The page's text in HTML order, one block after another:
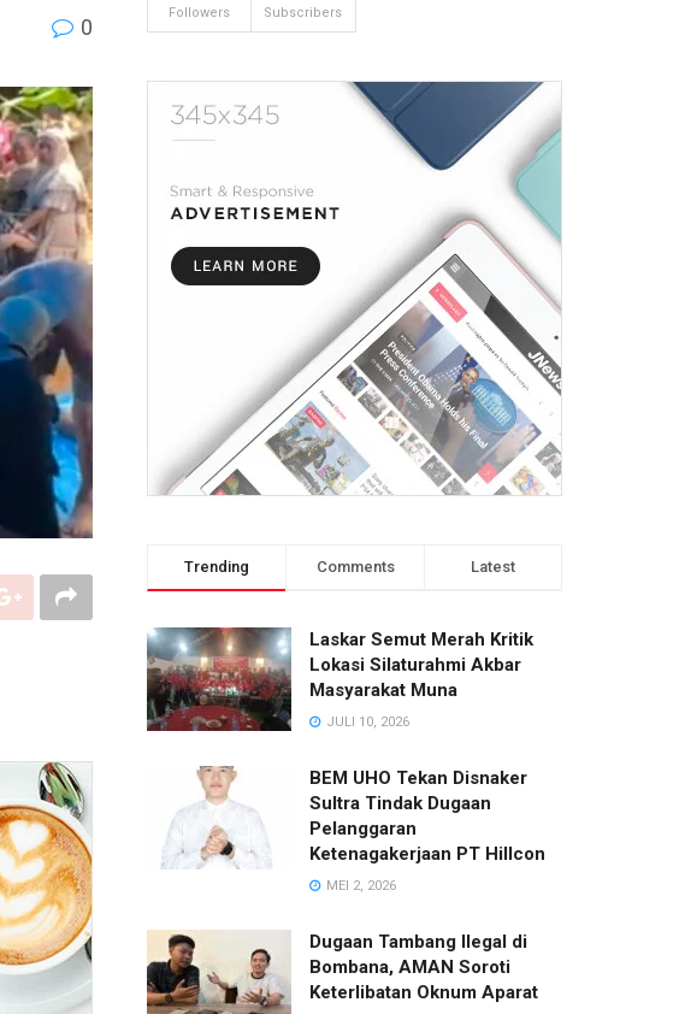
0
Followers Subscribers
Trending Comments Latest
Laskar Semut Merah Kritik
Lokasi Silaturahmi Akbar
Masyarakat Muna
JULI 10, 2026
BEM UHO Tekan Disnaker
Sultra Tindak Dugaan
Pelanggaran
Ketenagakerjaan PT Hillcon
MEI 2, 2026
Dugaan Tambang Ilegal di
Bombana, AMAN Soroti
Keterlibatan Oknum Aparat